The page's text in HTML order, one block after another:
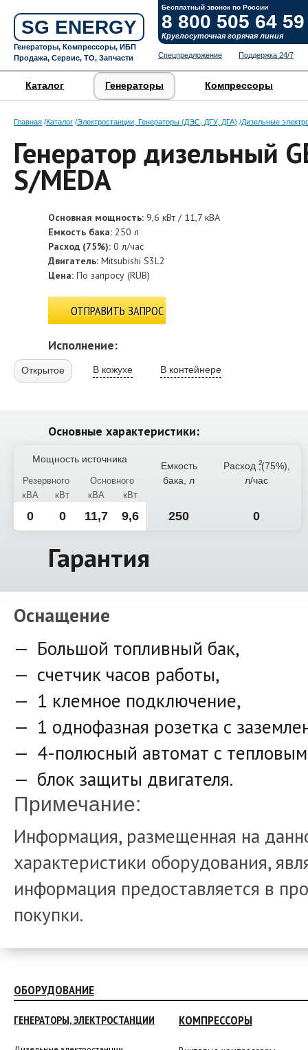
SG ENERGY
Генераторы, Компрессоры, ИБП
Продажа, Сервис, ТО, Запчасти
Бесплатный звонок по России
8 800 505 64 59
Круглосуточная горячая линия
Спецпредложение Поддержка 24/7
Каталог Генераторы Компрессоры
Главная Каталог Электростанции, Генераторы (ДЭС, ДГУ, ДГА) Дизельные
Генератор дизельный
S/MEDA
Основная мощность: 9,6 кВт / 11,7 кВА
Емкость бака: 250 л
Расход (75%): 0 л/час
Двигатель: Mitsubishi S3L2
Цена: По запросу (RUB)
ОТПРАВИТЬ ЗАПРОС
Исполнение:
Открытое В кожухе В контейнере
Основные характеристики:
Мощность источника
Емкость
бака, л
Расход ,(75%),
л/час
Резервного
Основного
кВА
кВт кВА кВт
0 0 11,7 9,6 250 0
Гарантия
Оснащение
Большой топливный бак,
счетчик часов работы,
1 клемное подключение,
1 однофазная розетка с
4-полюсный автомат с
блок защиты двигателя.
Примечание:
Информация, размещенная на
характеристики оборудования,
информация предоставляется в
покупки.
ОБОРУДОВАНИЕ
ГЕНЕРАТОРЫ, ЭЛЕКТРОСТАНЦИИ КОМПРЕССОРЫ